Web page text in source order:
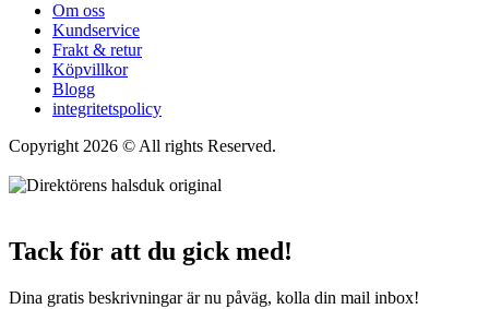
Om oss
Kundservice
Frakt & retur
Köpvillkor
Blogg
integritetspolicy
Copyright 2026 © All rights Reserved.
Tack för att du gick med!
Dina gratis beskrivningar är nu påväg, kolla din mail inbox!